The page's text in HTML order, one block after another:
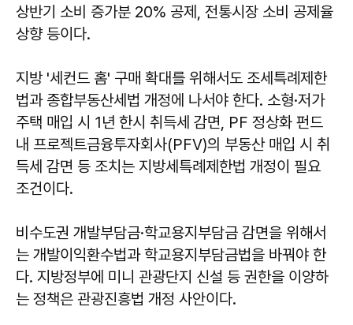
상반기 소비 증가분 20% 공제, 전통시장 소비 공제율
상향 등이다.
지방 '세컨드 홈' 구매 확대를 위해서도 조세특례제한
법과 종합부동산세법 개정에 나서야 한다. 소형·저가
주택 매입 시 1년 한시 취득세 감면, PF 정상화 펀드
내 프로젝트금융투자회사(PFV)의 부동산 매입 시 취
득세 감면 등 조치는 지방세특례제한법 개정이 필요
조건이다.
비수도권 개발부담금·학교용지부담금 감면을 위해서
는 개발이익환수법과 학교용지부담금법을 바꿔야 한
다. 지방정부에 미니 관광단지 신설 등 권한을 이양하
는 정책은 관광진흥법 개정 사안이다.